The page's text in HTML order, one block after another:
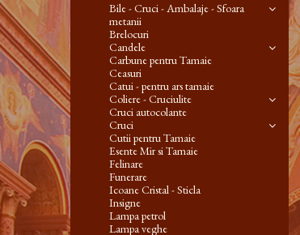
Bile - Cruci - Ambalaje - Sfoara
metanii
Brelocuri
Candele
Carbune pentru Tamaie
Ceasuri
Catui - pentru ars tamaie
Coliere - Cruciulite
Cruci autocolante
Cruci
Cutii pentru Tamaie
Esente Mir si Tamaie
Felinare
Funerare
Icoane Cristal - Sticla
Insigne
Lampa petrol
Lampa veghe